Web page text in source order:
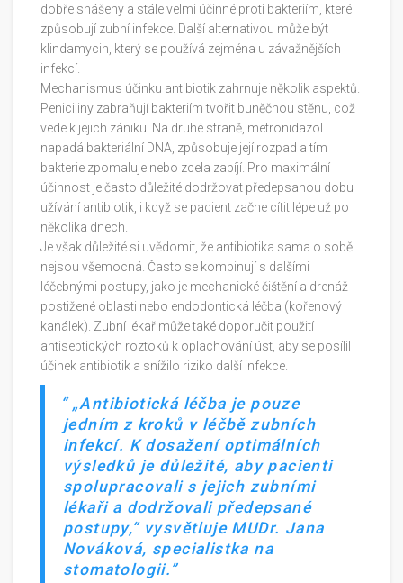
dobře snášeny a stále velmi účinné proti bakteriím, které
způsobují zubní infekce. Další alternativou může být
klindamycin, který se používá zejména u závažnějších
infekcí.
Mechanismus účinku antibiotik zahrnuje několik aspektů.
Peniciliny zabraňují bakteriím tvořit buněčnou stěnu, což
vede k jejich zániku. Na druhé straně, metronidazol
napadá bakteriální DNA, způsobuje její rozpad a tím
bakterie zpomaluje nebo zcela zabíjí. Pro maximální
účinnost je často důležité dodržovat předepsanou dobu
užívání antibiotik, i když se pacient začne cítit lépe už po
několika dnech.
Je však důležité si uvědomit, že antibiotika sama o sobě
nejsou všemocná. Často se kombinují s dalšími
léčebnými postupy, jako je mechanické čištění a drenáž
postižené oblasti nebo endodontická léčba (kořenový
kanálek). Zubní lékař může také doporučit použití
antiseptických roztoků k oplachování úst, aby se posílil
účinek antibiotik a snížilo riziko další infekce.
„Antibiotická léčba je pouze
jedním z kroků v léčbě zubních
infekcí. K dosažení optimálních
výsledků je důležité, aby pacienti
spolupracovali s jejich zubními
lékaři a dodržovali předepsané
postupy,“ vysvětluje MUDr. Jana
Nováková, specialistka na
stomatologii.